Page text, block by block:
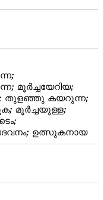
മൂര്‍ച്ചയേറിയ;
തുളഞ്ഞു കയറുന്ന;
മൂര്‍ച്ചയുള്ള;
ഉത്സുകനായ